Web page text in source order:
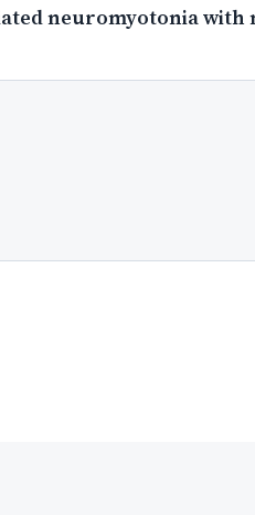
neuromyotonia with